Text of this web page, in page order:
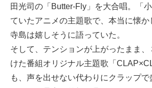
田光司の「Butter-Fly」を大合唱。「
ていたアニメの主題歌で、本当に懐か
寺島は嬉しそうに語っていた。
そして、テンションが上がったまま
けた番組オリジナル主題歌「
も、声を出せない代わりにクラップ